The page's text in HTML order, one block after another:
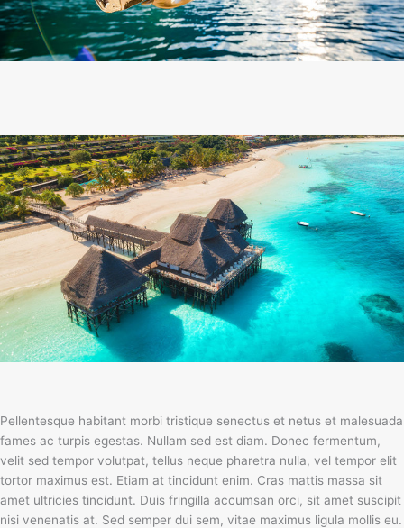
Pellentesque habitant morbi tristique senectus et netus et malesuada
fames ac turpis egestas. Nullam sed est diam. Donec fermentum,
velit sed tempor volutpat, tellus neque pharetra nulla, vel tempor elit
tortor maximus est. Etiam at tincidunt enim. Cras mattis massa sit
amet ultricies tincidunt. Duis fringilla accumsan orci, sit amet suscipit
nisi venenatis at. Sed semper dui sem, vitae maximus ligula mollis eu.